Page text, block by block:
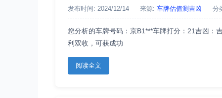
发布时间: 2024/12/14 来源: 车牌估值测吉凶 分
您分析的车牌号码：京B1***车牌打分：21吉凶：
利双收，可获成功
阅读全文